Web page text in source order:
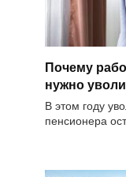
Почему
нужно
В этом году
пенсионера